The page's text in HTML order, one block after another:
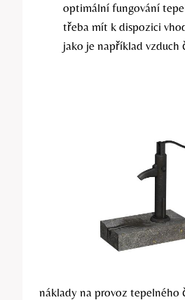
optimální fungování
třeba mít k dispozici
jako je například vzduch
náklady na provoz tepelného